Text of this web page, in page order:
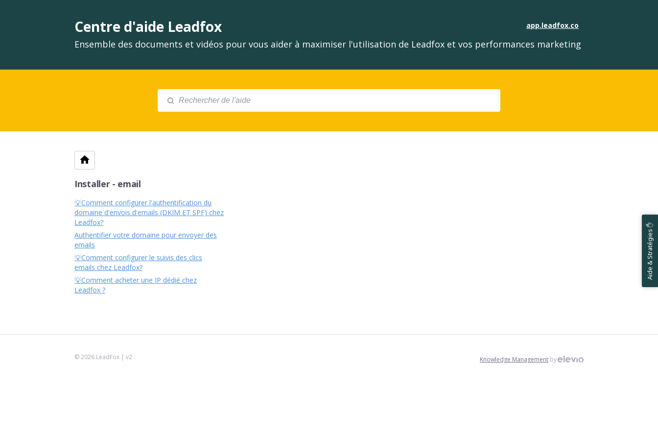
app.leadfox.co
Centre d'aide Leadfox
Ensemble des documents et vidéos pour vous aider à maximiser l'utilisation de Leadfox et vos performances marketing
Installer - email
💡Comment configurer l'authentification du
domaine d'envois d'emails (DKIM ET SPF) chez
Leadfox?
Authentifier votre domaine pour envoyer des
emails
💡Comment configurer le suivis des clics
emails chez Leadfox?
💡Comment acheter une IP dédié chez
Leadfox ?
©2026 LeadFox | v2 Knowledge Management by
Aide & Stratégies ✋